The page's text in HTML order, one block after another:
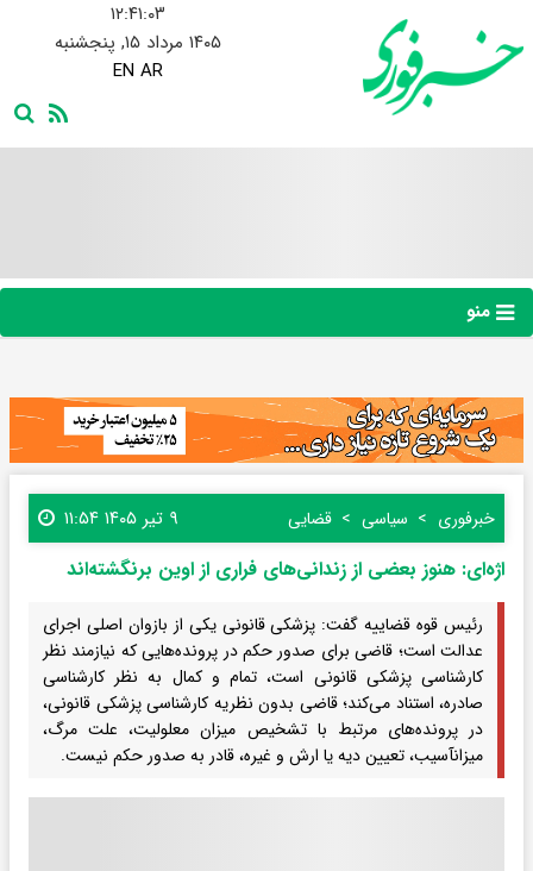
۱۲:۴۱:۰۴
۱۴۰۵ مرداد ۱۵, پنجشنبه
EN AR
منو
خبرفوری سیاسی قضایی ۹ تیر ۱۴۰۵ ۱۱:۵۴
اژه‌ای: هنوز بعضی از زندانی‌های فراری از اوین برنگشته‌اند
رئیس قوه قضاییه گفت: پزشکی قانونی یکی از بازوان اصلی اجرای
عدالت است؛ قاضی برای صدور حکم در پرونده‌هایی که نیازمند نظر
کارشناسی پزشکی قانونی است، تمام و کمال به نظر کارشناسی
صادره، استناد می‌کند؛ قاضی بدون نظریه کارشناسی پزشکی قانونی،
در پرونده‌های مرتبط با تشخیص میزان معلولیت، علت مرگ،
میزانآسیب، تعیین دیه یا ارش و غیره، قادر به صدور حکم نیست.